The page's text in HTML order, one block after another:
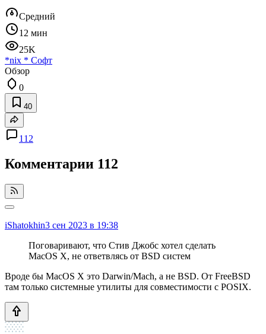
Средний
12 мин
25K
*nix * Софт
Обзор
0
40
112
Комментарии 112
iShatokhin3 сен 2023 в 19:38
Поговаривают, что Стив Джобс хотел сделать
МacOS Х, не ответвлясь от BSD систем
Вроде бы MacOS X это Darwin/Mach, а не BSD. От FreeBSD
там только системные утилиты для совместимости с POSIX.